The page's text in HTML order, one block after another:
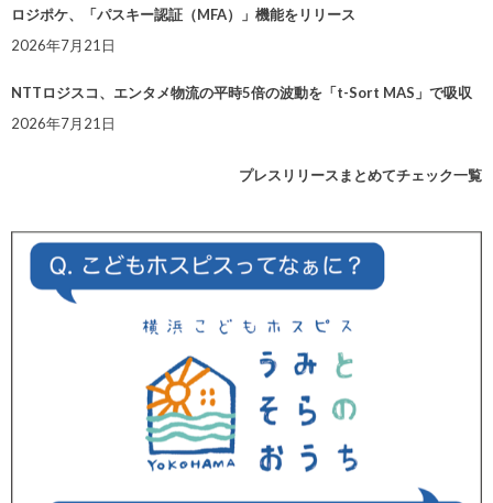
ロジポケ、「パスキー認証（MFA）」機能をリリース
2026年7月21日
NTTロジスコ、エンタメ物流の平時5倍の波動を「t-Sort MAS」で吸収
2026年7月21日
プレスリリースまとめてチェック一覧